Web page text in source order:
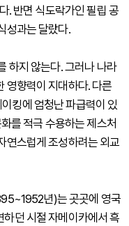
. 반면 식도락가인 필립 공
성과는 달랐다.
하지 않는다. 그러나 나라
영향력이 지대하다. 다른
킹에 엄청난 파급력이 있
를 적극 수용하는 제스처
연스럽게 조성하려는 외교
년)는 곳곳에 영국
던 시절 자메이카에서 흑